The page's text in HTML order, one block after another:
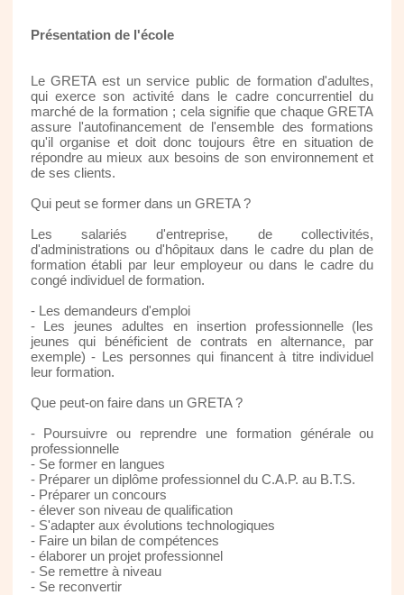
Présentation de l'école
Le GRETA est un service public de formation d'adultes,
qui exerce son activité dans le cadre concurrentiel du
marché de la formation ; cela signifie que chaque GRETA
assure l'autofinancement de l'ensemble des formations
qu'il organise et doit donc toujours être en situation de
répondre au mieux aux besoins de son environnement et
de ses clients.
Qui peut se former dans un GRETA ?
Les salariés d'entreprise, de collectivités,
d'administrations ou d'hôpitaux dans le cadre du plan de
formation établi par leur employeur ou dans le cadre du
congé individuel de formation.
- Les demandeurs d'emploi
- Les jeunes adultes en insertion professionnelle (les
jeunes qui bénéficient de contrats en alternance, par
exemple) - Les personnes qui financent à titre individuel
leur formation.
Que peut-on faire dans un GRETA ?
- Poursuivre ou reprendre une formation générale ou
professionnelle
- Se former en langues
- Préparer un diplôme professionnel du C.A.P. au B.T.S.
- Préparer un concours
- élever son niveau de qualification
- S'adapter aux évolutions technologiques
- Faire un bilan de compétences
- élaborer un projet professionnel
- Se remettre à niveau
- Se reconvertir